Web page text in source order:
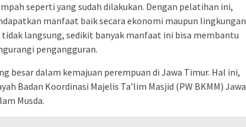
seperti yang sudah dilakukan. Dengan pelatihan ini,
manfaat baik secara ekonomi maupun lingkungan
tidak langsung, sedikit banyak manfaat ini bisa membantu
pengangguran.
besar dalam kemajuan perempuan di Jawa Timur. Hal ini,
Badan Koordinasi Majelis Ta’lim Masjid (PW BKMM) Jawa
Musda.